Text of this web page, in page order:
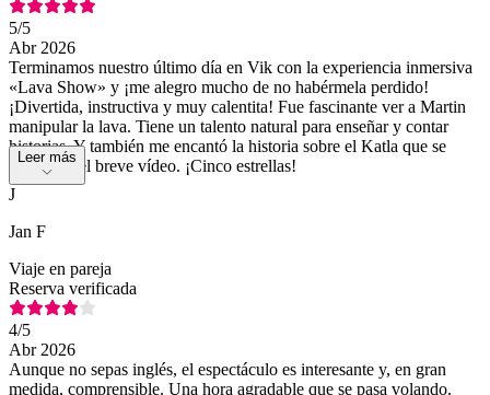
5/5
Abr 2026
Terminamos nuestro último día en Vik con la experiencia inmersiva
«Lava Show» y ¡me alegro mucho de no habérmela perdido!
¡Divertida, instructiva y muy calentita! Fue fascinante ver a Martin
manipular la lava. Tiene un talento natural para enseñar y contar
historias. Y también me encantó la historia sobre el Katla que se
cuenta en el breve vídeo. ¡Cinco estrellas!
Leer más
J
Jan F
Viaje en pareja
Reserva verificada
4/5
Abr 2026
Aunque no sepas inglés, el espectáculo es interesante y, en gran
medida, comprensible. Una hora agradable que se pasa volando.